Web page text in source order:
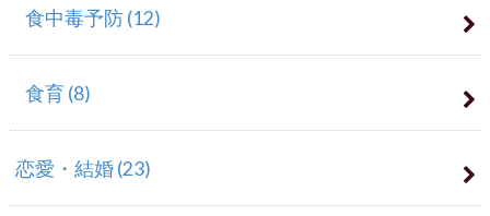
食中毒予防(12)
食育(8)
恋愛・結婚(23)